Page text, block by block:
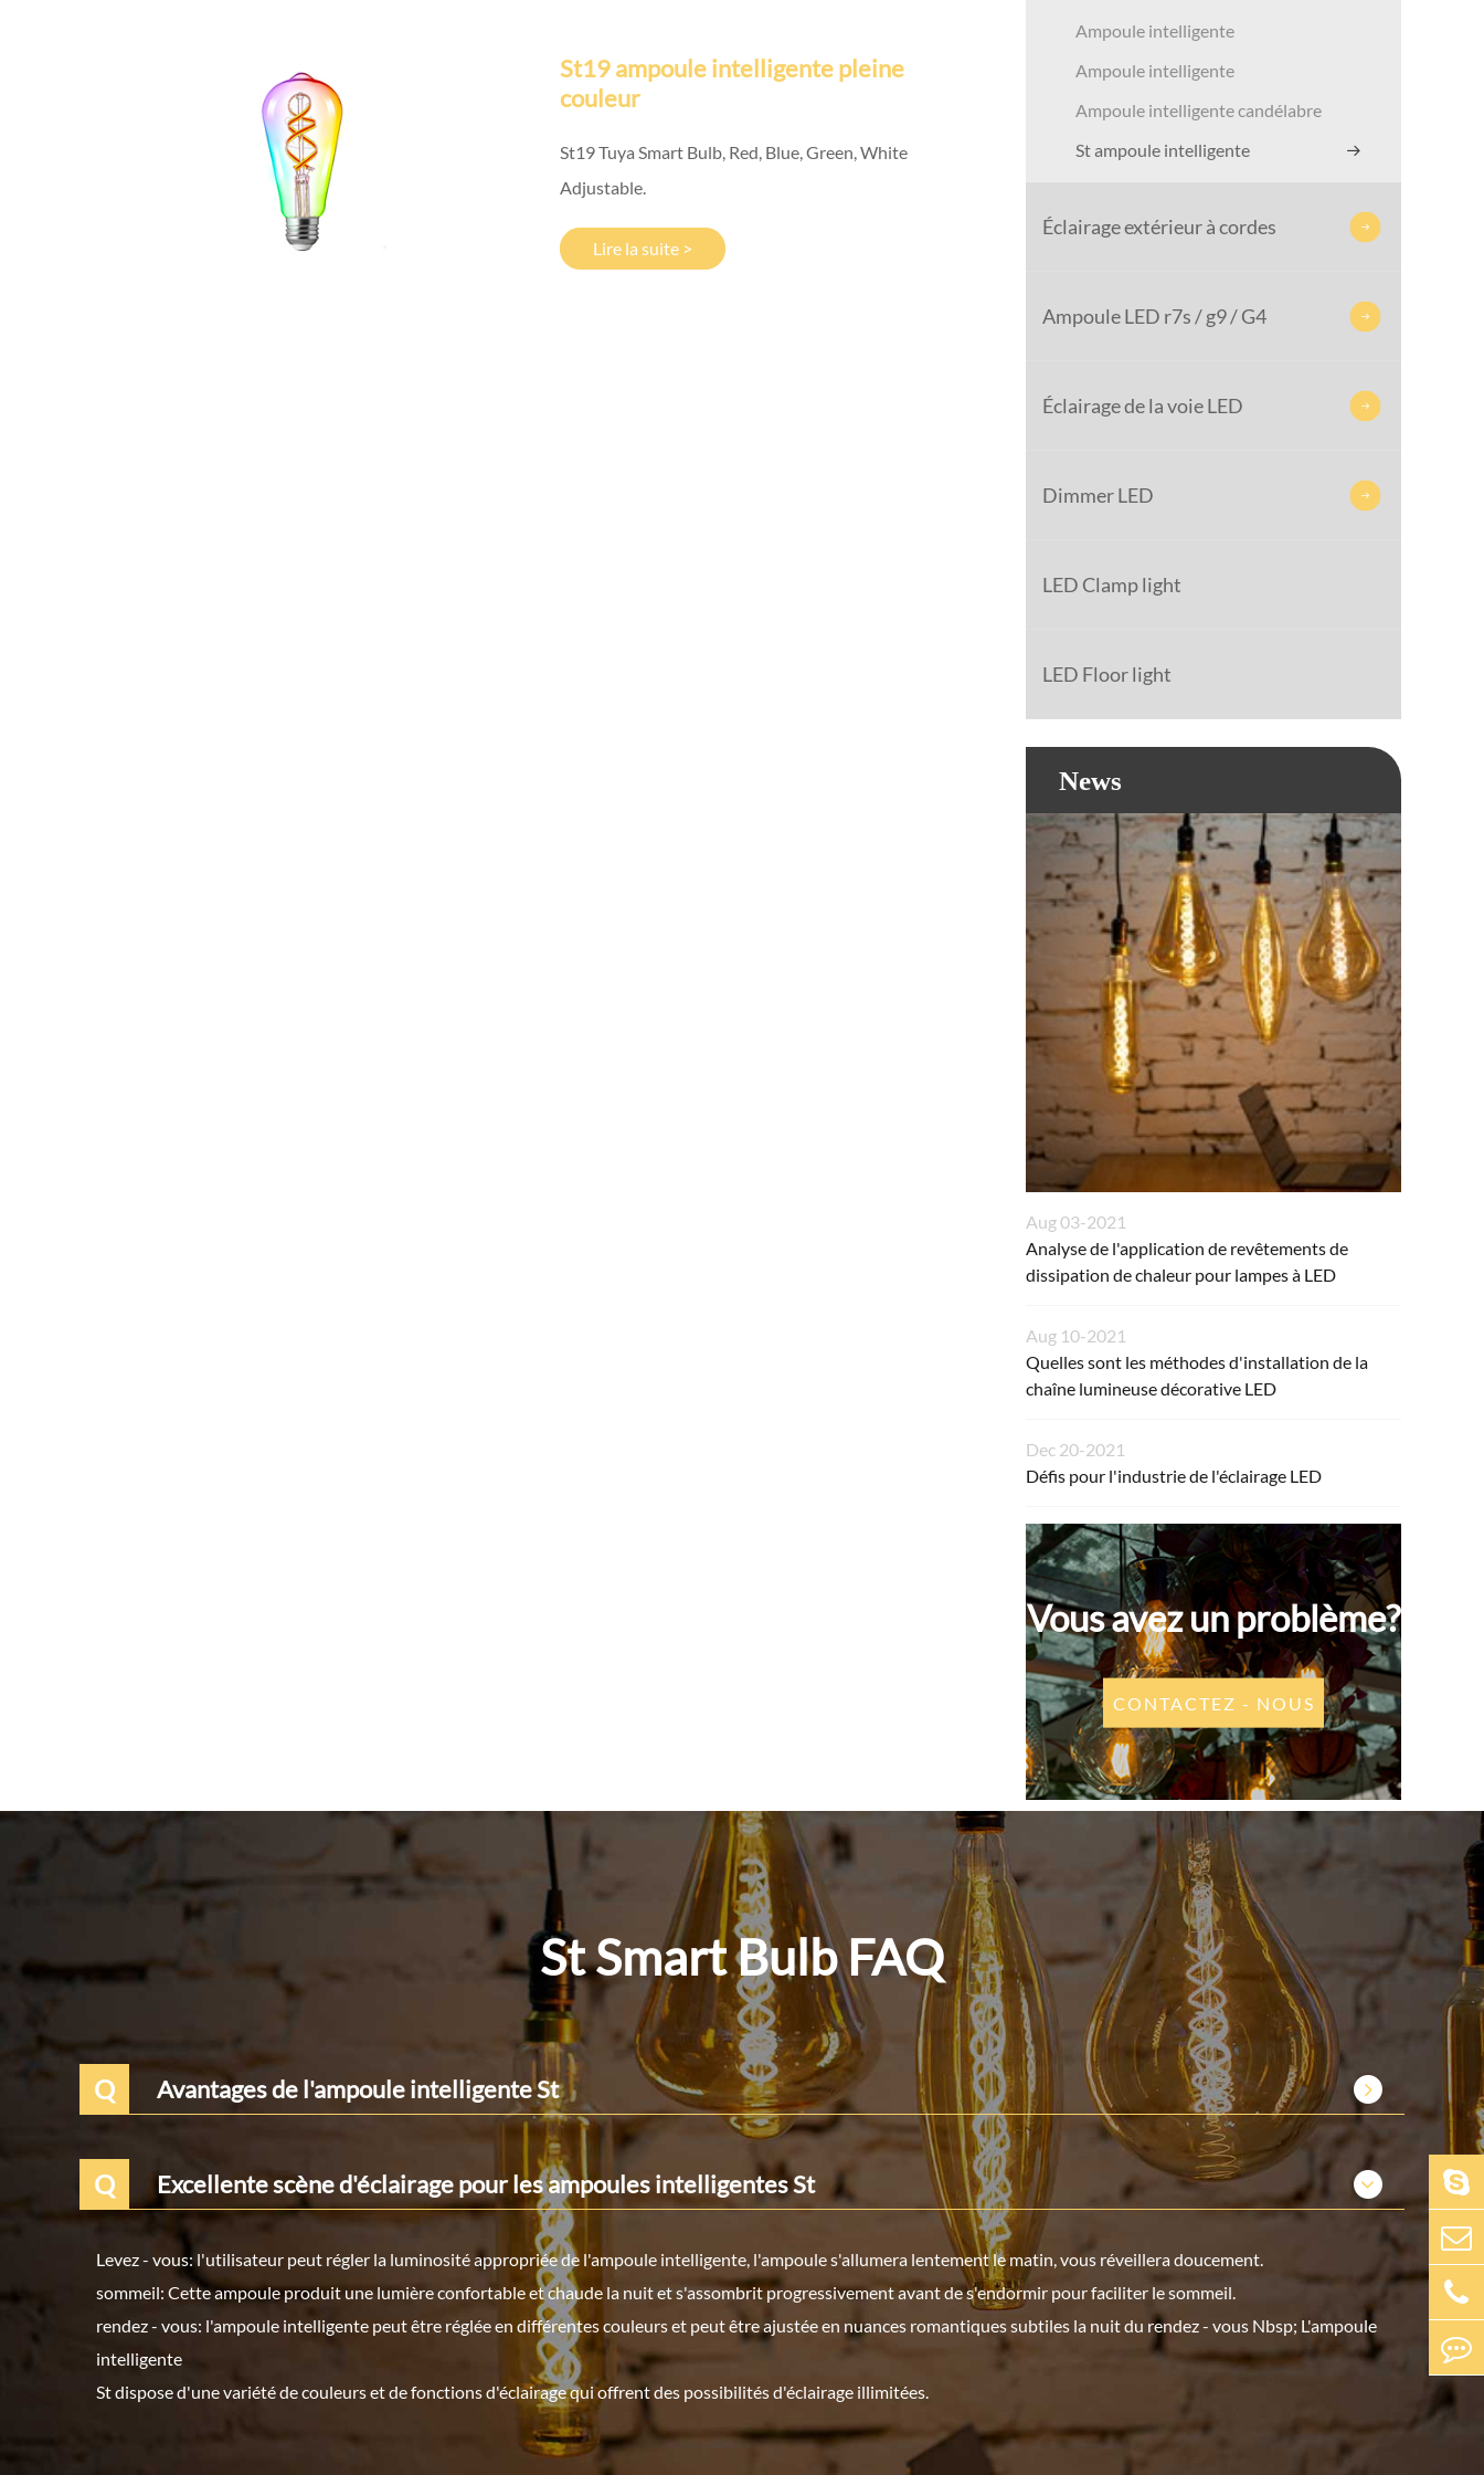
St19 ampoule intelligente pleine
couleur
St19 Tuya Smart Bulb, Red, Blue, Green, White
Adjustable.
Lire la suite >
Ampoule intelligente
Ampoule intelligente
Ampoule intelligente candélabre
St ampoule intelligente
Éclairage extérieur à cordes 
Ampoule LED r7s / g9 / G4 
Éclairage de la voie LED 
Dimmer LED 
LED Clamp light
LED Floor light
News
Aug 03-2021
Analyse de l'application de revêtements de
dissipation de chaleur pour lampes à LED
Aug 10-2021
Quelles sont les méthodes d'installation de la
chaîne lumineuse décorative LED
Dec 20-2021
Défis pour l'industrie de l'éclairage LED
Vous avez un problème?
CONTACTEZ - NOUS
St Smart Bulb FAQ
Q Avantages de l'ampoule intelligente St
Q Excellente scène d'éclairage pour les ampoules intelligentes St
Levez - vous: l'utilisateur peut régler la luminosité appropriée de l'ampoule intelligente, l'ampoule s'allumera lentement le matin, vous réveillera doucement.
sommeil: Cette ampoule produit une lumière confortable et chaude la nuit et s'assombrit progressivement avant de s'endormir pour faciliter le sommeil.
rendez - vous: l'ampoule intelligente peut être réglée en différentes couleurs et peut être ajustée en nuances romantiques subtiles la nuit du rendez - vous Nbsp; L'ampoule
intelligente
St dispose d'une variété de couleurs et de fonctions d'éclairage qui offrent des possibilités d'éclairage illimitées.